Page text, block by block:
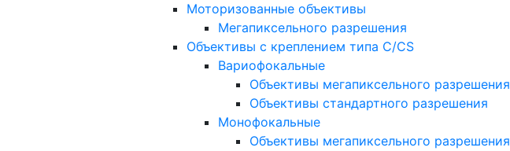
Моторизованные объективы
Мегапиксельного разрешения
Объективы с креплением типа C/CS
Вариофокальные
Объективы мегапиксельного разрешения
Объективы стандартного разрешения
Монофокальные
Объективы мегапиксельного разрешения